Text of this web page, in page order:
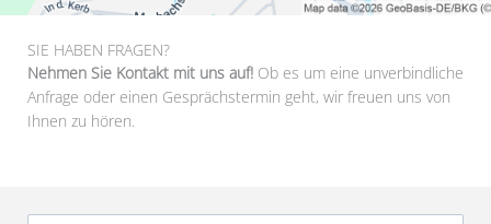
SIE HABEN FRAGEN?
Nehmen Sie Kontakt mit uns auf! Ob es um eine unverbindliche
Anfrage oder einen Gesprächstermin geht, wir freuen uns von
Ihnen zu hören.